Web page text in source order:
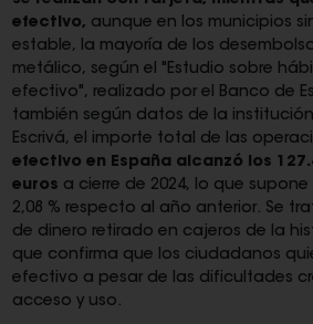
efectivo, aunque en los municipios
estable, la mayoría de los
metálico, según el "Estudio sobre
efectivo", realizado por el Banco de
también según datos de la institución
Escrivá, el importe total de las
efectivo en España alcanzó los
euros a cierre de 2024, lo que
2,08 % respecto al año anterior. Se
de dinero retirado en cajeros de la
que confirma que los ciudadanos
efectivo a pesar de las dificultades
acceso y uso.